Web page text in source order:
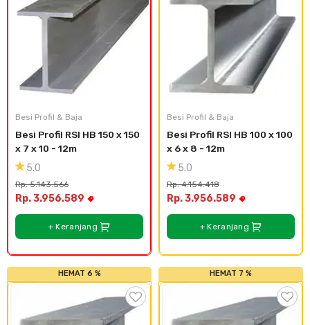
Besi Profil & Baja
Besi Profil RSI HB 150 x 150
x 7 x 10 - 12m
5.0
Rp. 5.143.566
Rp. 3.956.589
+ Keranjang
Besi Profil & Baja
Besi Profil RSI HB 100 x 100
x 6 x 8 - 12m
5.0
Rp. 4.154.418
Rp. 3.956.589
+ Keranjang
HEMAT 6 % HEMAT 7 %